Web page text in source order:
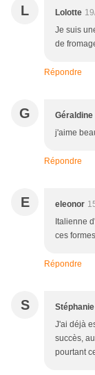
L Lolotte
Je suis
de
Répondre
G Géraldine
j'aime
Répondre
E eleonor
Italienne
ces
Répondre
S Stéphanie
J'ai déjà
succès,
pourtant